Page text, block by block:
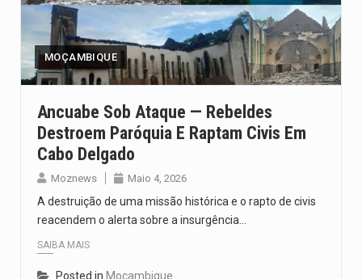
MOÇAMBIQUE
Ancuabe Sob Ataque — Rebeldes
Destroem Paróquia E Raptam Civis Em
Cabo Delgado
Moznews Maio 4, 2026
A destruição de uma missão histórica e o rapto de civis
reacendem o alerta sobre a insurgência…
SAIBA MAIS
Posted in Moçambique